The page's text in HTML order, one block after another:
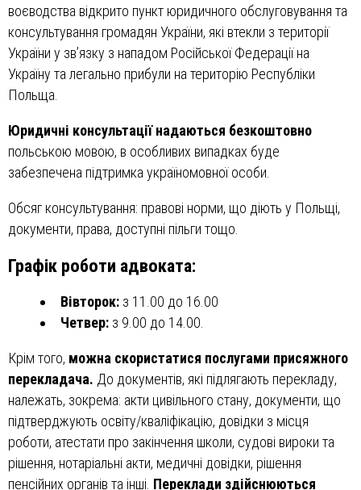
воєводства відкрито пункт юридичного обслуговування та
консультування громадян України, які втекли з території
України у зв’язку з нападом Російської Федерації на
Україну та легально прибули на територію Республіки
Польща.
Юридичні консультації надаються безкоштовно
польською мовою, в особливих випадках буде
забезпечена підтримка україномовної особи.
Обсяг консультування: правові норми, що діють у Польщі,
документи, права, доступні пільги тощо.
Графік роботи адвоката:
Вівторок: з 11.00 до 16.00
Четвер: з 9.00 до 14.00.
Крім того, можна скористатися послугами присяжного
перекладача. До документів, які підлягають перекладу,
належать, зокрема: акти цивільного стану, документи, що
підтверджують освіту/кваліфікацію, довідки з місця
роботи, атестати про закінчення школи, судові вироки та
рішення, нотаріальні акти, медичні довідки, рішення
пенсійних органів та інші. Переклади здійснюються